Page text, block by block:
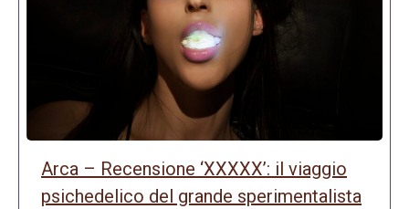
Arca – Recensione ‘XXXXX’: il viaggio
psichedelico del grande sperimentalista